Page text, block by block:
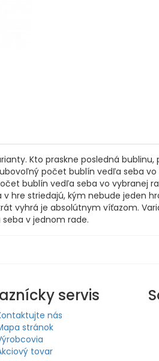
Kto praskne posledná
počet bublín vedľa seba vo
bublín vedľa seba vo vybranej
hre striedajú, kým nebude jeden
vyhrá je absolútnym víťazom.
v jednom rade.
servis
nás
stránok
tovar